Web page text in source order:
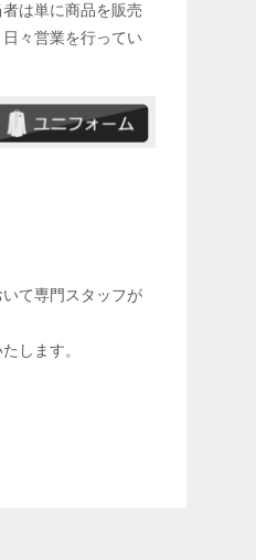
は単に商品を販売
々営業を行ってい
て専門スタッフが
します。